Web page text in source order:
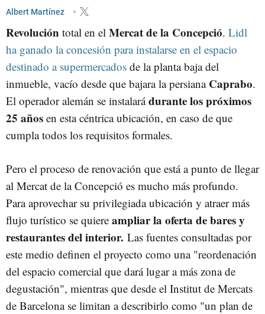
Albert Martínez
Revolución total en el Mercat de la Concepció. Lidl
ha ganado la concesión para instalarse en el espacio
destinado a supermercados de la planta baja del
inmueble, vacío desde que bajara la persiana Caprabo.
El operador alemán se instalarádurante los próximos
25 años en esta céntrica ubicación, en caso de que
cumpla todos los requisitos formales.
Pero el proceso de renovación que está a punto de llegar
al Mercat de la Concepció es mucho más profundo.
Para aprovechar su privilegiada ubicación y atraer más
flujo turístico se quiere ampliar la oferta de bares y
restaurantes del interior. Las fuentes consultadas por
este medio definen el proyecto como una "reordenación
del espacio comercial que dará lugar a más zona de
degustación", mientras que desde el Institut de Mercats
de Barcelona se limitan a describirlo como "un plan de